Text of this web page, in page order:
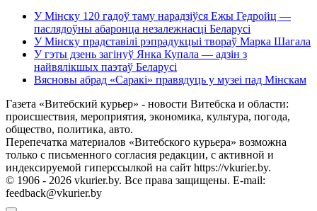
У Мінску 120 гадоў таму нарадзіўся Ежы Гедройц —
паслядоўны абаронца незалежнасці Беларусі
У Мінску прадставілі рэпрадукцыі твораў Марка Шагала
У гэты дзень загінуў Янка Купала — адзін з
найвялікшых паэтаў Беларусі
Вясновы абрад «Саракі» правядуць у музеі пад Мінскам
Газета «Витебский курьер» - новости Витебска и области:
происшествия, мероприятия, экономика, культура, погода,
общество, политика, авто.
Перепечатка материалов «Витебского курьера» возможна
только с письменного согласия редакции, с активной и
индексируемой гиперссылкой на сайт https://vkurier.by.
© 1906 - 2026 vkurier.by. Все права защищены. E-mail:
feedback@vkurier.by